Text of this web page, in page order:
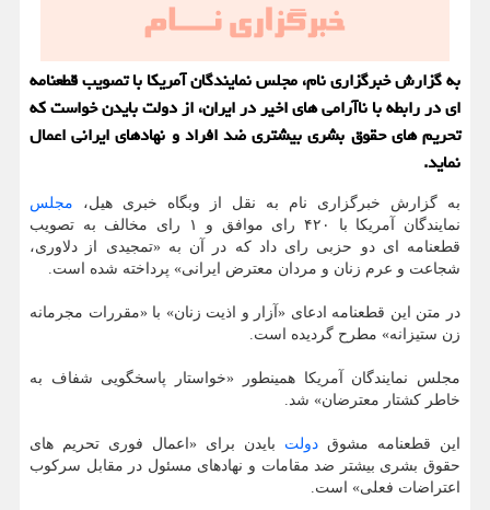
به گزارش خبرگزاری نام، مجلس نمایندگان آمریکا با تصویب قطعنامه
ای در رابطه با ناآرامی های اخیر در ایران، از دولت بایدن خواست که
تحریم های حقوق بشری بیشتری ضد افراد و نهادهای ایرانی اعمال
نماید.
به گزارش خبرگزاری نام به نقل از وبگاه خبری هیل، مجلس
نمایندگان آمریکا با ۴۲۰ رای موافق و ۱ رای مخالف به تصویب
قطعنامه ای دو حزبی رای داد که در آن به «تمجیدی از دلاوری،
شجاعت و عرم زنان و مردان معترض ایرانی» پرداخته شده است.
در متن این قطعنامه ادعای «آزار و اذیت زنان» با «مقررات مجرمانه
زن ستیزانه» مطرح گردیده است.
مجلس نمایندگان آمریکا همینطور «خواستار پاسخگویی شفاف به
خاطر کشتار معترضان» شد.
این قطعنامه مشوق دولت بایدن برای «اعمال فوری تحریم های
حقوق بشری بیشتر ضد مقامات و نهادهای مسئول در مقابل سرکوب
اعتراضات فعلی» است.